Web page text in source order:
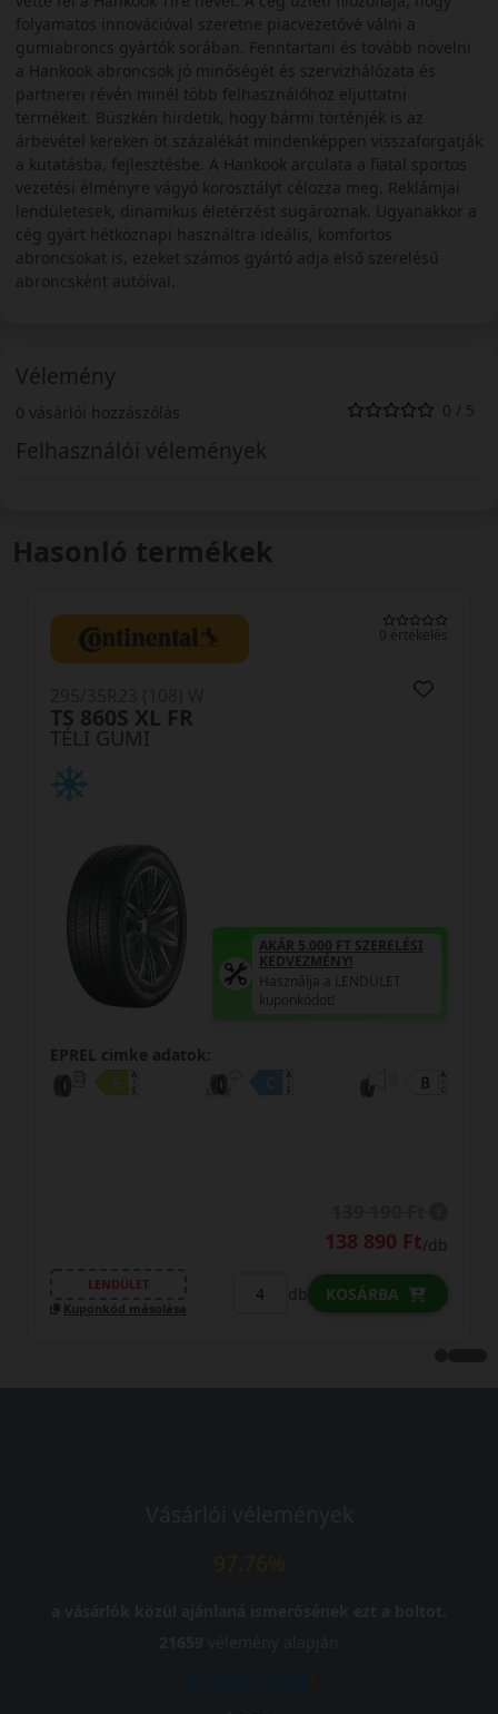
folyamatos innovációval szeretne piacvezetővé válni a
gumiabroncs gyártók sorában. Fenntartani és tovább növelni
a Hankook abroncsok jó minőségét és szervizhálózata és
partnerei révén minél több felhasználóhoz eljuttatni
termékeit. Büszkén hirdetik, hogy bármi történjék is az
árbevétel kereken öt százalékát mindenképpen visszaforgatják
a kutatásba, fejlesztésbe. A Hankook arculata a fiatal sportos
vezetési élményre vágyó korosztályt célozza meg. Reklámjai
lendületesek, dinamikus életérzést sugároznak. Ugyanakkor a
cég gyárt hétköznapi használtra ideális, komfortos
abroncsokat is, ezeket számos gyártó adja első szerelésű
abroncsként autóival.
Vélemény
0 vásárlói hozzászólás 0 / 5
Felhasználói vélemények
Hasonló termékek
0 értékelés
TÉLI GUMI
TS 860S XL FR
AKÁR 5.000 FT SZERELÉSI
KEDVEZMÉNY!
Használja a LENDÜLET
kuponkódot!
EPREL cimke adatok:
138 890 Ft/db
LENDÜLET
Kuponkód másolása
db KOSÁRBA